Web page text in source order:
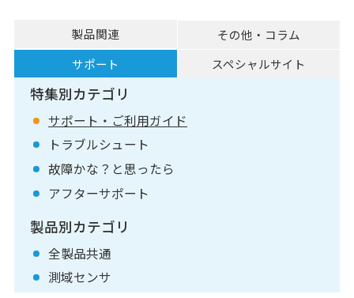
製品関連
その他・コラム
サポート
スペシャルサイト
特集別カテゴリ
サポート・ご利用ガイド
トラブルシュート
故障かな？と思ったら
アフターサポート
製品別カテゴリ
全製品共通
測域センサ